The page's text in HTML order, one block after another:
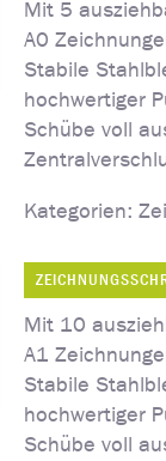
Mit 5
A0
Stabile
hochwertiger
Schübe voll
Kategorien:
Mit 10
A1
Stabile
hochwertiger
Schübe voll